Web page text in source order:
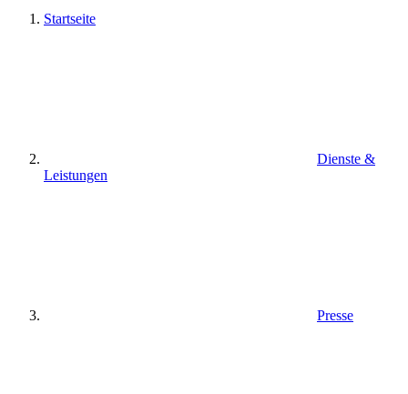
Startseite
Dienste &
Leistungen
Presse